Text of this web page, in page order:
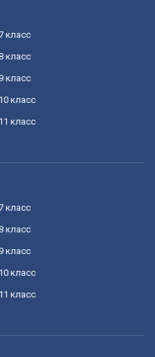
класс
класс
класс
10 класс
11 класс
класс
класс
класс
10 класс
11 класс